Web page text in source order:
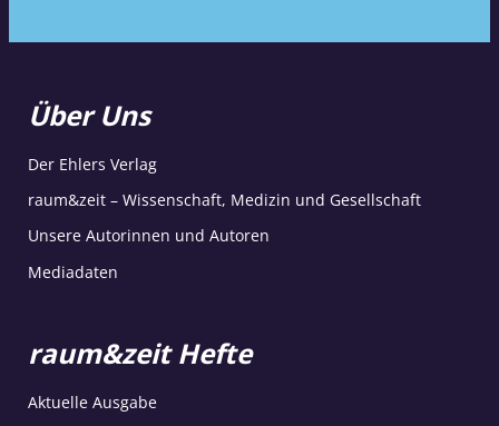
Über Uns
Der Ehlers Verlag
raum&zeit – Wissenschaft, Medizin und Gesellschaft
Unsere Autorinnen und Autoren
Mediadaten
raum&zeit Hefte
Aktuelle Ausgabe